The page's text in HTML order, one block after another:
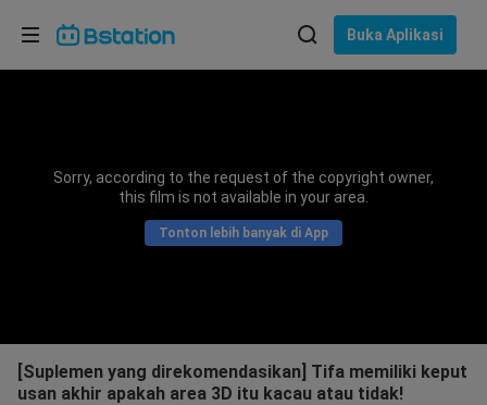
Buka Aplikasi
Sorry, according to the request of the copyright owner,
this film is not available in your area.
Tonton lebih banyak di App
[Suplemen yang direkomendasikan] Tifa memiliki keput
usan akhir apakah area 3D itu kacau atau tidak!
Pilih bahasa
Bahasa Indonesia